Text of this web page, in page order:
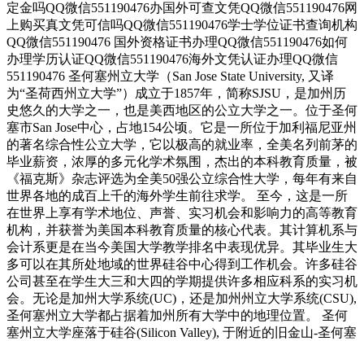
定金吗QQ微信551190476办国外可查文凭QQ微信551190476网
上购买真文凭可信吗QQ微信551190476学士学位证书查询机构
QQ微信551190476 国外资格证书办理QQ微信551190476如何
办理学历认证QQ微信551190476海外文凭认证办理QQ微信
551190476 圣何塞州立大学（San Jose State University, 又译
为“圣荷西州立大学”）成立于1857年，简称SJSU，是加州历
史悠久的大学之一，也是美西地区的公立大学之一。位于圣何
塞市San Jose中心，占地154公顷。它是一所位于加利福尼亚州
的著名综合性公立大学，它以极高的就业率，全美名列前茅的
毕业薪资，浓厚的多元化学术氛围，杰出的本科教育质量，被
《福克斯》杂志评选为全美50强公立综合性大学，每年有来自
世界各地的成百上千的海外学生前往求学。 至今，这是一所
在世界上享有学术地位、声誉、实习机会和影响力的高等教育
机构，并获誉为美国本科教育质量的核心代表。其计算机系与
会计系更是在当今美国大学教学排名中表现优异。其毕业生大
多可以在其所处地域的世界硅谷中心得到工作机会。许多硅谷
公司甚至在学生大三和大四的学期提供许多相应科系的实习机
会。无论是加州大学系统(UC)，还是加州州立大学系统(CSU),
圣何塞州立大学都占据着加州所有大学中的地理位置。 圣何
塞州立大学座落于硅谷(Silicon Valley), 于附近的旧金山-圣何塞